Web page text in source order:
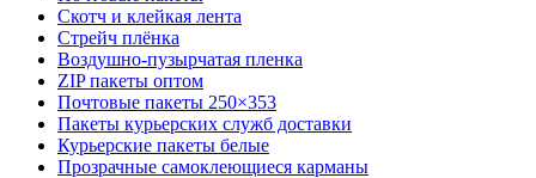
Скотч и клейкая лента
Стрейч плёнка
Воздушно-пузырчатая пленка
ZIP пакеты оптом
Почтовые пакеты 250×353
Пакеты курьерских служб доставки
Курьерские пакеты белые
Прозрачные самоклеющиеся карманы